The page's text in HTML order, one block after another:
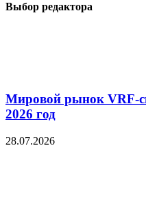
Выбор редактора
Мировой рынок VRF-
2026 год
28.07.2026